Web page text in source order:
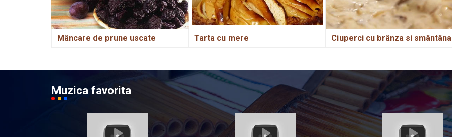
Mâncare de prune uscate Tarta cu mere Ciuperci cu brânza si smântâna
Muzica favorita